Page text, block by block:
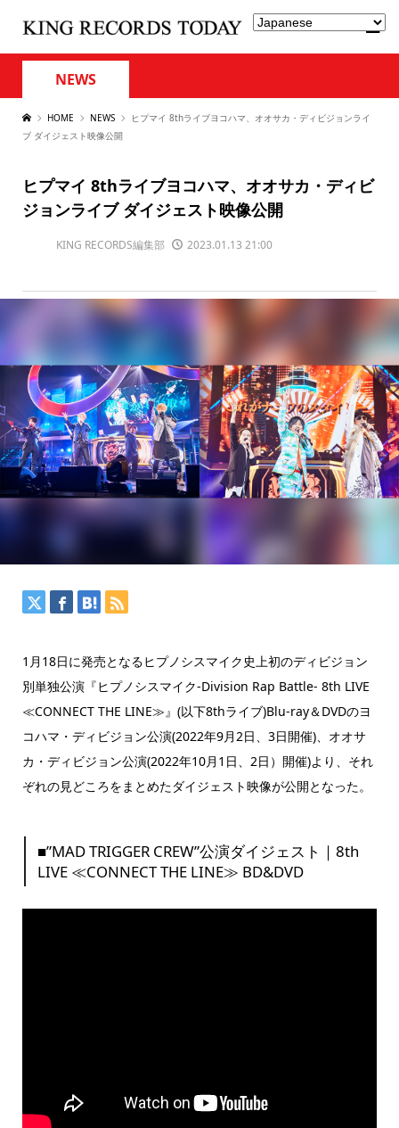
NEWS
HOME NEWS
ヒプマイ 8thライブヨコハマ、オオサカ・ディビジョンライ
ブ ダイジェスト映像公開
ヒプマイ 8thライブヨコハマ、オオサカ・ディビ
ジョンライブ ダイジェスト映像公開
KING RECORDS編集部 2023.01.13 21:00
1月18日に発売となるヒプノシスマイク史上初のディビジョン
別単独公演『ヒプノシスマイク-Division Rap Battle- 8th LIVE
≪CONNECT THE LINE≫』(以下8thライブ)Blu-ray＆DVDのヨ
コハマ・ディビジョン公演(2022年9月2日、3日開催)、オオサ
カ・ディビジョン公演(2022年10月1日、2日）開催)より、それ
ぞれの見どころをまとめたダイジェスト映像が公開となった。
■”MAD TRIGGER CREW”公演ダイジェスト｜8th
LIVE ≪CONNECT THE LINE≫ BD&DVD